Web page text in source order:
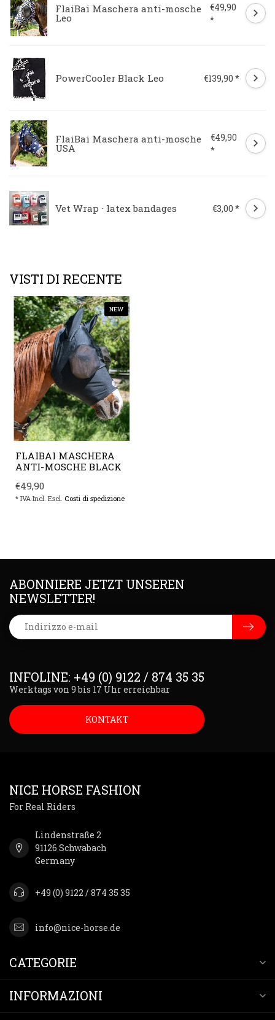
FlaiBai Maschera anti-mosche
Leo
€49,90
*
PowerCooler Black Leo €139,90 *
FlaiBai Maschera anti-mosche
USA
€49,90
*
Vet Wrap · latex bandages €3,00 *
VISTI DI RECENTE
NEW
FLAIBAI MASCHERA
ANTI-MOSCHE BLACK
€49,90
* IVA Incl. Escl. Costi di spedizione
INFOLINE: +49 (0) 9122 / 874 35 35
Werktags von 9 bis 17 Uhr erreichbar
KONTAKT
ABONNIERE JETZT UNSEREN
NEWSLETTER!
NICE HORSE FASHION
For Real Riders
Lindenstraße 2
91126 Schwabach
Germany
+49 (0) 9122 / 874 35 35
info@nice-horse.de
CATEGORIE
INFORMAZIONI